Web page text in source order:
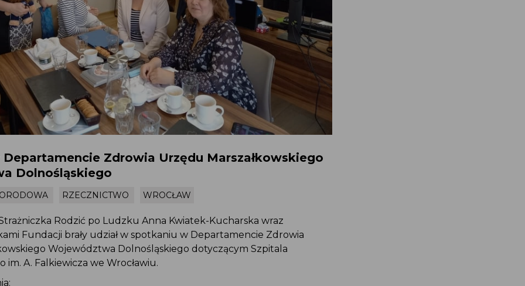
Zdrowia Urzędu Marszałkowskiego
Dolnośląskiego
RZECZNICTWO WROCŁAW
Rodzić po Ludzku Anna Kwiatek-Kucharska wraz
Fundacji brały udział w spotkaniu w Departamencie Zdrowia
Województwa Dolnośląskiego dotyczącym Szpitala
im. A. Falkiewicza we Wrocławiu.